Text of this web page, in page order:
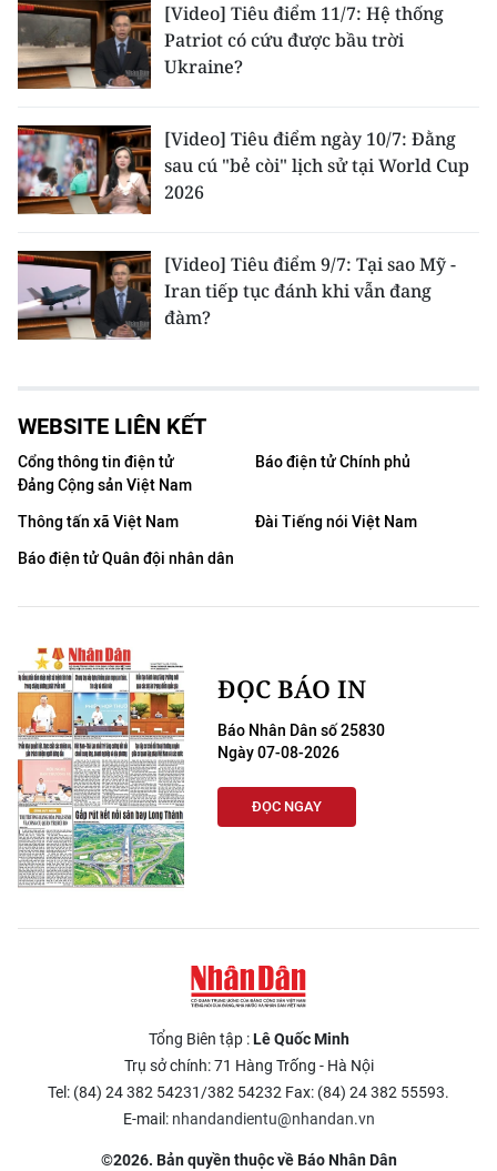
[Video] Tiêu điểm 11/7: Hệ thống
Patriot có cứu được bầu trời
Ukraine?
[Video] Tiêu điểm ngày 10/7: Đằng
sau cú "bẻ còi" lịch sử tại World Cup
2026
[Video] Tiêu điểm 9/7: Tại sao Mỹ -
Iran tiếp tục đánh khi vẫn đang
đàm?
WEBSITE LIÊN KẾT
Cổng thông tin điện tử
Đảng Cộng sản Việt Nam
Báo điện tử Chính phủ
Thông tấn xã Việt Nam
Đài Tiếng nói Việt Nam
Báo điện tử Quân đội nhân dân
ĐỌC BÁO IN
Báo Nhân Dân số 25830
Ngày 07-08-2026
ĐỌC NGAY
Tổng Biên tập :Lê Quốc Minh
Trụ sở chính: 71 Hàng Trống - Hà Nội
Tel: (84) 24 382 54231/382 54232 Fax: (84) 24 382 55593.
E-mail: nhandandientu@nhandan.vn
©2026. Bản quyền thuộc về Báo Nhân Dân